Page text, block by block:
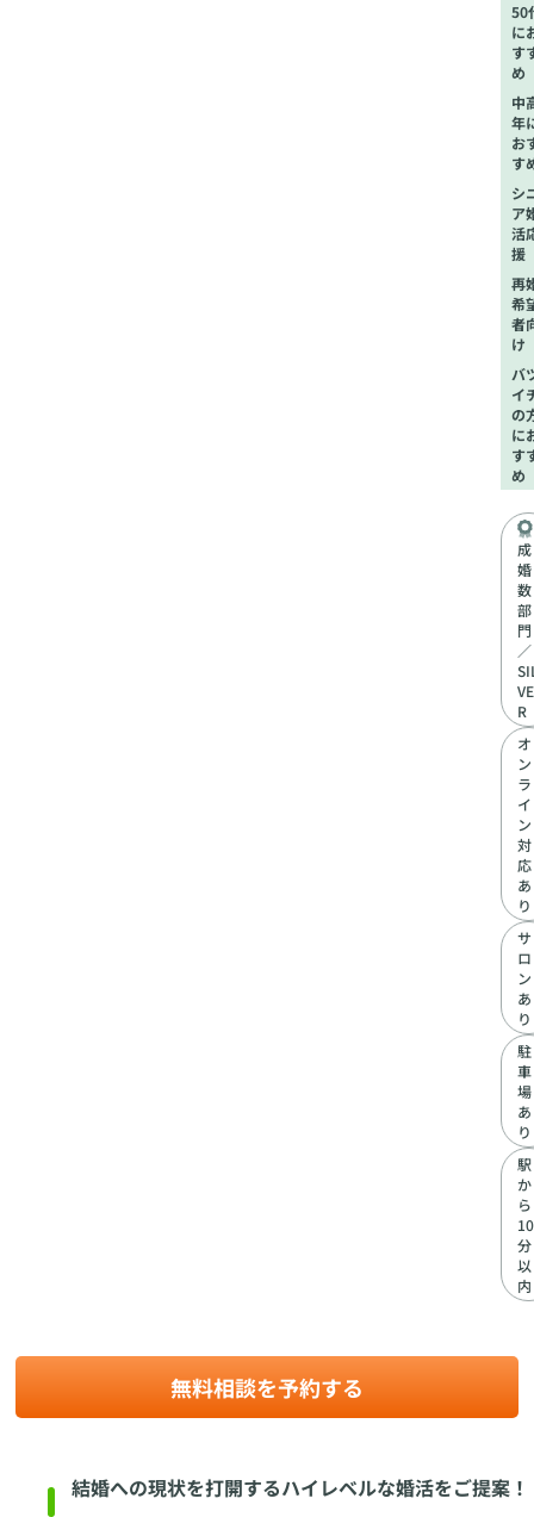
50
に
す
め
中
年
お
す
シ
ア
活
援
再
希
者
け
バ
イ
の
に
す
め
成
婚
数
部
門
／
VE
R
オ
ン
ラ
イ
ン
対
応
あ
り
サ
ロ
ン
あ
り
駐
車
場
あ
り
駅
か
ら
10
分
以
内
無料相談を予約する
結婚への現状を打開するハイレベルな婚活をご提案！